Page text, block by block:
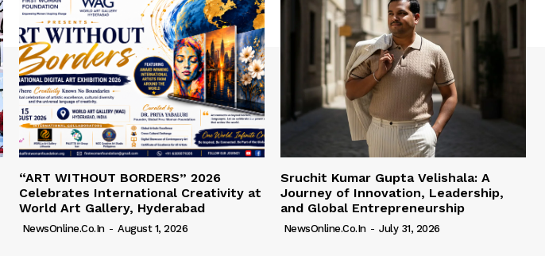
“ART WITHOUT BORDERS” 2026
Celebrates International Creativity at
World Art Gallery, Hyderabad
NewsOnline.co.in - August 1, 2026
Sruchit Kumar Gupta Velishala: A
Journey of Innovation, Leadership,
and Global Entrepreneurship
NewsOnline.co.in - July 31, 2026